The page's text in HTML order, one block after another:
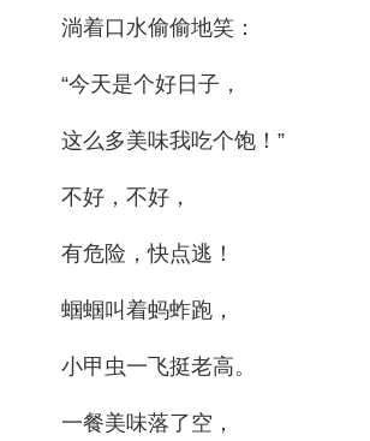
淌着口水偷偷地笑：
“今天是个好日子，
这么多美味我吃个饱！”
不好，不好，
有危险，快点逃！
蝈蝈叫着蚂蚱跑，
小甲虫一飞挺老高。
一餐美味落了空，